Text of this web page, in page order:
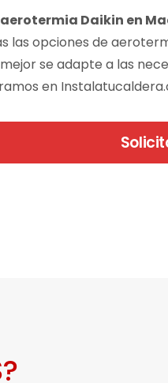
aerotermia Daikin en
las opciones de
se adapte a las
en